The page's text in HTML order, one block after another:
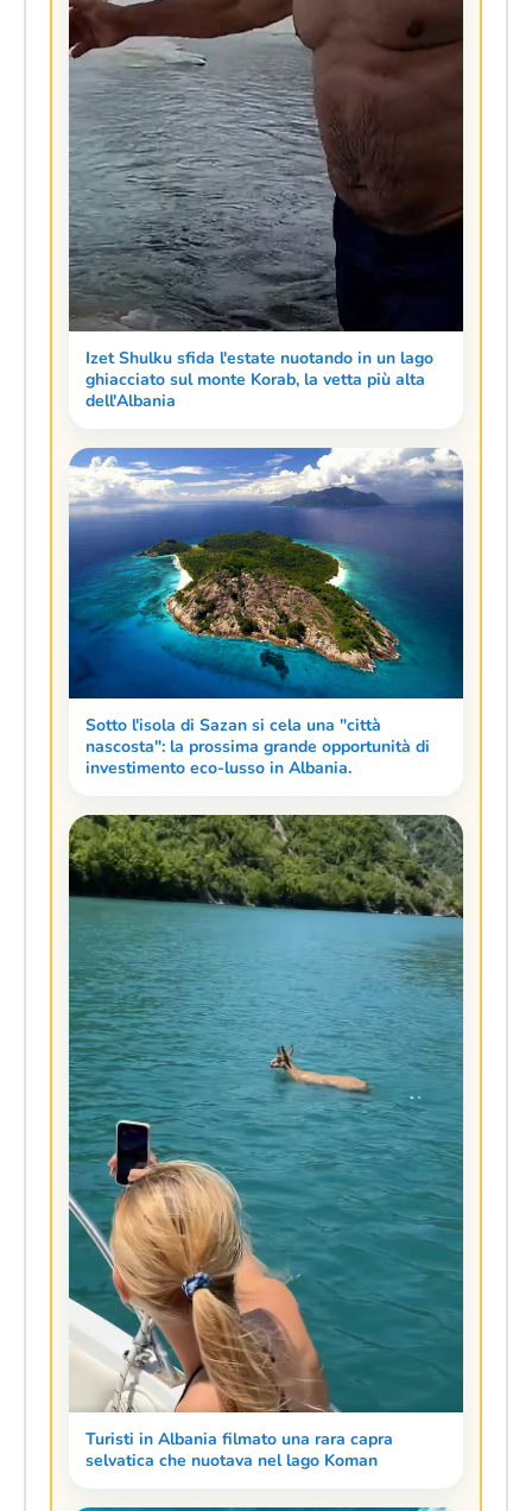
Izet Shulku sfida l'estate nuotando in un lago
ghiacciato sul monte Korab, la vetta più alta
dell'Albania
Sotto l'isola di Sazan si cela una "città
nascosta": la prossima grande opportunità di
investimento eco-lusso in Albania.
Turisti in Albania filmato una rara capra
selvatica che nuotava nel lago Koman